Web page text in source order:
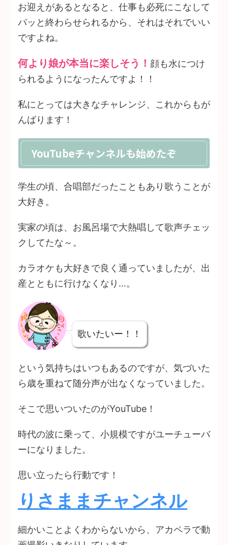
お迎えがあるとなると、仕事も必死にこなして
パッと終わらせられるから、それはそれでいい
ですよね。
何より娘が本当に楽しそう！ 顔も水につけ
られるようになったんですよ！！
私にとっては大きなチャレンジ、これからもが
んばります！
YouTubeチャンネルも始めたぞ
学生の頃、合唱部だったこともあり歌うことが
大好き。
実家の頃は、お風呂場で大熱唱して歌声チェッ
クしてたな～。
カラオケも大好きで良く通っていましたが、出
産とともに行けなくなり…。
歌いたいー！！
という気持ちはいつもあるのですが、気づいた
ら歳を重ねて随分声が出なくなっていました。
そこで思いついたのがYouTube！
時代の波に乗って、小規模ですがユーチューバ
ーになりました。
思い立ったら行動です！
りさままチャンネル
細かいことよくわからないから、アカペラで動